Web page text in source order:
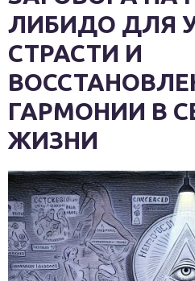
ЛИБИДО ДЛЯ
СТРАСТИ И
ГАРМОНИИ В
ЖИЗНИ